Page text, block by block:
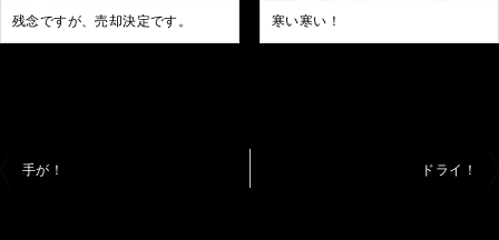
残念ですが、売却決定です。 寒い寒い！
手が！ ドライ！